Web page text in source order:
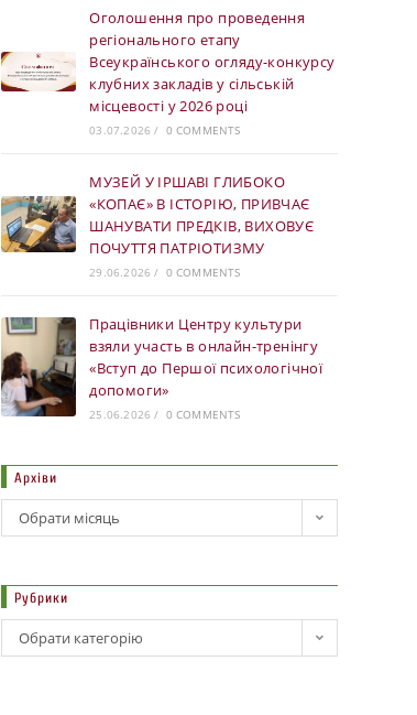
Оголошення про проведення
регіонального етапу
Всеукраїнського огляду-конкурсу
клубних закладів у сільській
місцевості у 2026 році
03.07.2026 / 0 COMMENTS
МУЗЕЙ У ІРШАВІ ГЛИБОКО
«КОПАЄ» В ІСТОРІЮ, ПРИВЧАЄ
ШАНУВАТИ ПРЕДКІВ, ВИХОВУЄ
ПОЧУТТЯ ПАТРІОТИЗМУ
29.06.2026 / 0 COMMENTS
Працівники Центру культури
взяли участь в онлайн-тренінгу
«Вступ до Першої психологічної
допомоги»
25.06.2026 / 0 COMMENTS
Архіви
Обрати місяць
Рубрики
Обрати категорію